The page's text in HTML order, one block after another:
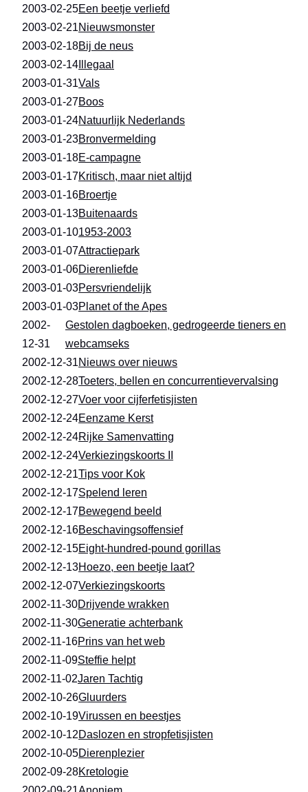
2003-02-25Een beetje verliefd
2003-02-21Nieuwsmonster
2003-02-18Bij de neus
2003-02-14 Illegaal
2003-01-31Vals
2003-01-27Boos
2003-01-24Natuurlijk Nederlands
2003-01-23Bronvermelding
2003-01-18E-campagne
2003-01-17Kritisch, maar niet altijd
2003-01-16Broertje
2003-01-13Buitenaards
2003-01-101953-2003
2003-01-07Attractiepark
2003-01-06Dierenliefde
2003-01-03Persvriendelijk
2003-01-03Planet of the Apes
2002-
12-31
Gestolen dagboeken, gedrogeerde tieners en
webcamseks
2002-12-31Nieuws over nieuws
2002-12-28Toeters, bellen en concurrentievervalsing
2002-12-27Voer voor cijferfetisjisten
2002-12-24Eenzame Kerst
2002-12-24Rijke Samenvatting
2002-12-24Verkiezingskoorts II
2002-12-21Tips voor Kok
2002-12-17Spelend leren
2002-12-17Bewegend beeld
2002-12-16Beschavingsoffensief
2002-12-15Eight-hundred-pound gorillas
2002-12-13Hoezo, een beetje laat?
2002-12-07Verkiezingskoorts
2002-11-30Drijvende wrakken
2002-11-30Generatie achterbank
2002-11-16Prins van het web
2002-11-09Steffie helpt
2002-11-02Jaren Tachtig
2002-10-26Gluurders
2002-10-19Virussen en beestjes
2002-10-12Daslozen en stropfetisjisten
2002-10-05Dierenplezier
2002-09-28Kretologie